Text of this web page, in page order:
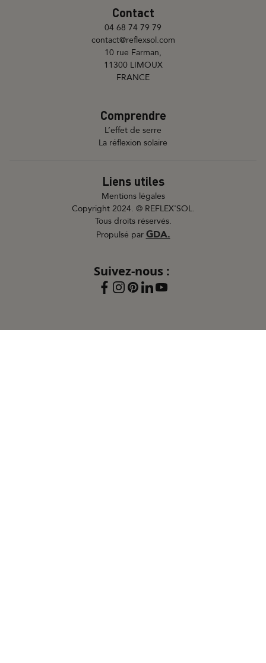
Contact
04 68 74 79 79
contact@reflexsol.com
10 rue Farman,
11300 LIMOUX
FRANCE
Comprendre
L’effet de serre
La réflexion solaire
Liens utiles
Mentions légales
Copyright 2024. © REFLEX'SOL.
Tous droits réservés.
Propulsé par GDA.
Suivez-nous :